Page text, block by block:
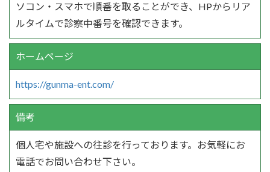
ソコン・スマホで順番を取ることができ、HPからリア
ルタイムで診察中番号を確認できます。
ホームページ
https://gunma-ent.com/
備考
個人宅や施設への往診を行っております。お気軽にお
電話でお問い合わせ下さい。